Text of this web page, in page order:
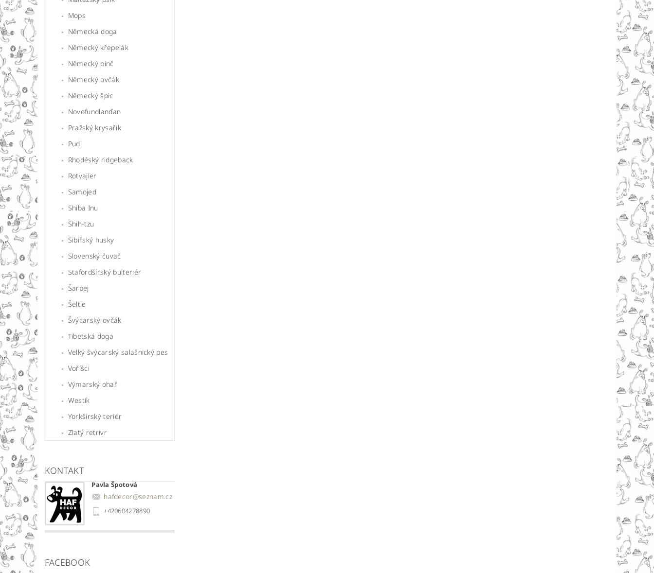
Mops
Německá doga
Německý křepelák
Německý pinč
Německý ovčák
Německý špic
Novofundlanďan
Pražský krysařík
Pudl
Rhodéský ridgeback
Rotvajler
Samojed
Shiba Inu
Shih-tzu
Sibiřský husky
Slovenský čuvač
Stafordšírský bulteriér
Šarpej
Šeltie
Švýcarský ovčák
Tibetská doga
Velký švýcarský salašnický pes
Voříšci
Výmarský ohař
Westík
Yorkšírský teriér
Zlatý retrívr
KONTAKT
Pavla Špotová
hafdecor@seznam.cz
+420604278890
FACEBOOK